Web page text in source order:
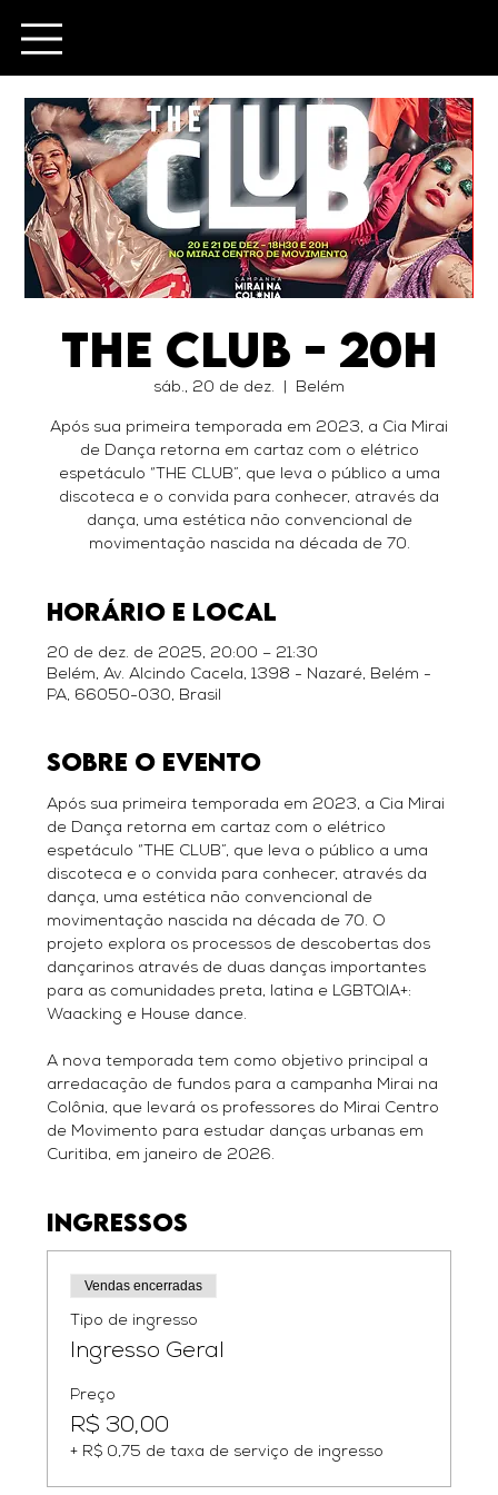
The Club - 20h
sáb., 20 de dez. Belém
Após sua primeira temporada em 2023, a Cia Mirai
de Dança retorna em cartaz com o elétrico
espetáculo “THE CLUB”, que leva o público a uma
discoteca e o convida para conhecer, através da
dança, uma estética não convencional de
movimentação nascida na década de 70.
Horário e local
20 de dez. de 2025, 20:00 – 21:30
Belém, Av. Alcindo Cacela, 1398 - Nazaré, Belém -
PA, 66050-030, Brasil
Sobre o evento
Após sua primeira temporada em 2023, a Cia Mirai
de Dança retorna em cartaz com o elétrico
espetáculo “THE CLUB”, que leva o público a uma
discoteca e o convida para conhecer, através da
dança, uma estética não convencional de
movimentação nascida na década de 70. O
projeto explora os processos de descobertas dos
dançarinos através de duas danças importantes
para as comunidades preta, latina e LGBTQIA+:
Waacking e House dance.
A nova temporada tem como objetivo principal a
arredacação de fundos para a campanha Mirai na
Colônia, que levará os professores do Mirai Centro
de Movimento para estudar danças urbanas em
Curitiba, em janeiro de 2026.
Ingressos
Vendas encerradas
Tipo de ingresso
Ingresso Geral
Preço
R$ 30,00
+ R$ 0,75 de taxa de serviço de ingresso